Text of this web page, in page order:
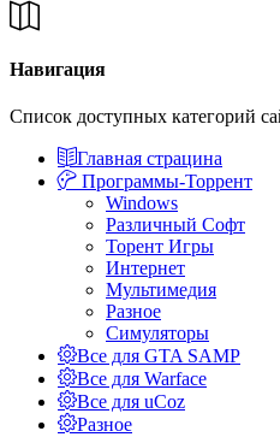
Навигация
Список доступных категорий
Главная страцина
Программы-Торрент
Windows
Различный Софт
Торент Игры
Интернет
Мультимедия
Разное
Симуляторы
Все для GTA SAMP
Все для Warface
Все для uCoz
Разное